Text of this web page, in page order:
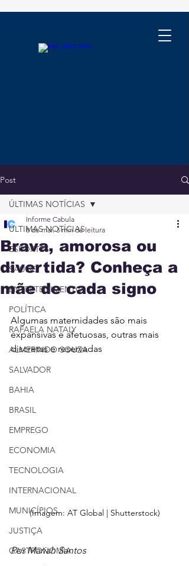
Post
ÚLTIMAS NOTÍCIAS
ESPORTES
SAÚDE
ENTRETENIMENTO
POLÍTICA
RAFAELA NATALY
ALMERINDO SOUZA
SALVADOR
BAHIA
BRASIL
EMPREGO
ECONOMIA
TECNOLOGIA
INTERNACIONAL
MUNICÍPIOS
JUSTIÇA
GASTRONOMIA
ÚLTIMAS NOTÍCIAS
Brava, amorosa ou
divertida? Conheça a
mãe de cada signo
Informe Cabula
8 de mai. 3 min de leitura
Algumas maternidades são mais
expansivas e afetuosas, outras mais
discretas e reservadas
(Imagem: AT Global | Shutterstock)
Por Mariah Santos